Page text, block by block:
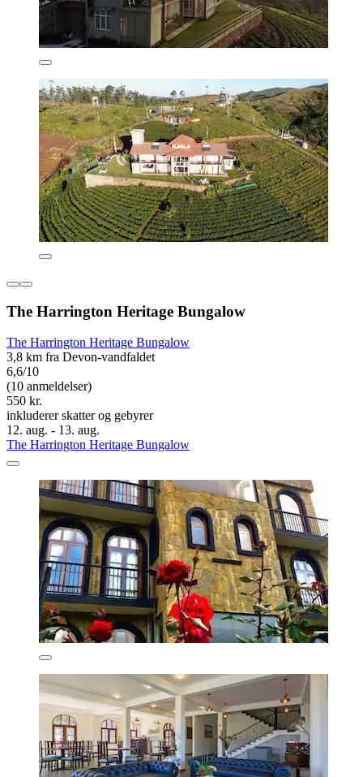
The Harrington Heritage Bungalow
The Harrington Heritage Bungalow
3,8 km fra Devon-vandfaldet
6,6/10
(10 anmeldelser)
550 kr.
inkluderer skatter og gebyrer
12. aug. - 13. aug.
The Harrington Heritage Bungalow